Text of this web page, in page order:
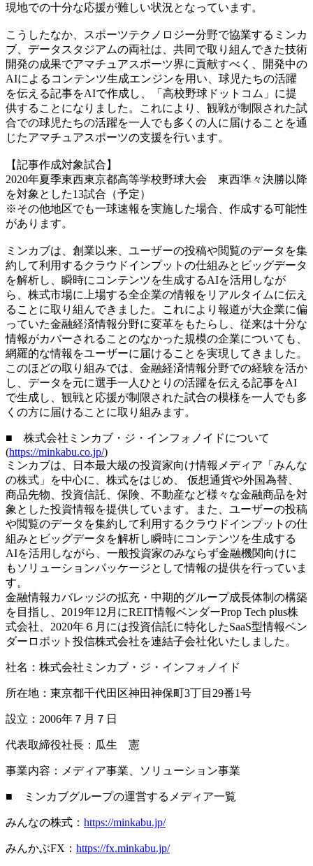
現地での十分な応援が難しい状況となっています。
こうしたなか、スポーツテクノロジー分野で協業するミンカ
ブ、データスタジアムの両社は、共同で取り組んできた技術
開発の成果でアマチュアスポーツ界に貢献すべく、開発中の
AIによるコンテンツ生成エンジンを用い、球児たちの活躍
を伝える記事をAIで作成し、「高校野球ドットコム」に提
供することになりました。これにより、観戦が制限された試
合での球児たちの活躍を一人でも多くの人に届けることを通
じたアマチュアスポーツの支援を行います。
【記事作成対象試合】
2020年夏季東西東京都高等学校野球大会 東西準々決勝以降
を対象とした13試合（予定）
※その他地区でも一球速報を実施した場合、作成する可能性
があります。
ミンカブは、創業以来、ユーザーの投稿や閲覧のデータを集
約して利用するクラウドインプットの仕組みとビッグデータ
を解析し、瞬時にコンテンツを生成するAIを活用しなが
ら、株式市場に上場する全企業の情報をリアルタイムに伝え
ることに取り組んできました。これにより報道が大企業に偏
っていた金融経済情報分野に変革をもたらし、従来は十分な
情報がカバーされることのなかった規模の企業についても、
網羅的な情報をユーザーに届けることを実現してきました。
このほどの取り組みでは、金融経済情報分野での経験を活か
し、データを元に選手一人ひとりの活躍を伝える記事をAI
で生成し、観戦と応援が制限された試合の模様を一人でも多
くの方に届けることに取り組みます。
■ 株式会社ミンカブ・ジ・インフォノイドについて
(https://minkabu.co.jp/)
ミンカブは、日本最大級の投資家向け情報メディア「みんな
の株式」を中心に、株式をはじめ、 仮想通貨や外国為替、
商品先物、投資信託、保険、不動産など様々な金融商品を対
象とした投資情報を提供しています。また、ユーザーの投稿
や閲覧のデータを集約して利用するクラウドインプットの仕
組みとビッグデータを解析し瞬時にコンテンツを生成する
AIを活用しながら、一般投資家のみならず金融機関向けに
もソリューションパッケージとして情報の提供を行っていま
す。
金融情報カバレッジの拡充・中期的グループ成長体制の構築
を目指し、2019年12月にREIT情報ベンダーProp Tech plus株
式会社、2020年６月には投資信託に特化したSaaS型情報ベン
ダーロボット投信株式会社を連結子会社化いたしました。
社名：株式会社ミンカブ・ジ・インフォノイド
所在地：東京都千代田区神田神保町3丁目29番1号
設立：2006年７月７日
代表取締役社長：瓜生 憲
事業内容：メディア事業、ソリューション事業
■ ミンカブグループの運営するメディア一覧
みんなの株式： https://minkabu.jp/
みんかぶFX： https://fx.minkabu.jp/